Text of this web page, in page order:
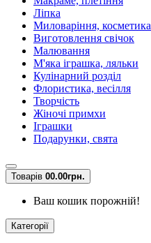
Ліпка
Миловаріння, косметика
Виготовлення свічок
Малювання
М'яка іграшка, ляльки
Кулінарний розділ
Флористика, весілля
Творчість
Жіночі примхи
Іграшки
Подарунки, свята
Товарів 00.00грн.
Ваш кошик порожній!
Категорії